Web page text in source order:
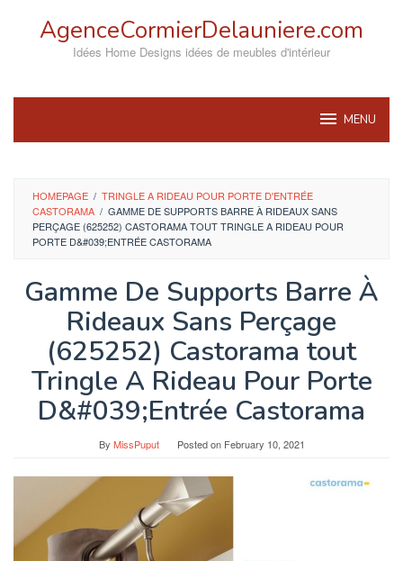
AgenceCormierDelauniere.com
Idées Home Designs idées de meubles d'intérieur
MENU
HOMEPAGE / TRINGLE A RIDEAU POUR PORTE D'ENTRÉE
CASTORAMA / GAMME DE SUPPORTS BARRE À RIDEAUX SANS
PERÇAGE (625252) CASTORAMA TOUT TRINGLE A RIDEAU POUR
PORTE D&#039;ENTRÉE CASTORAMA
Gamme De Supports Barre À
Rideaux Sans Perçage
(625252) Castorama tout
Tringle A Rideau Pour Porte
D&#039;Entrée Castorama
By MissPuput Posted on February 10, 2021